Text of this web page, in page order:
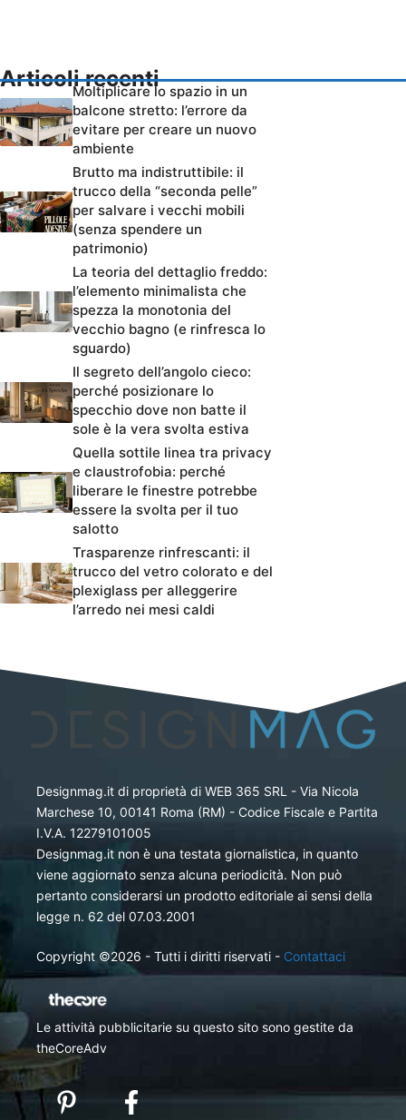
Articoli recenti
Moltiplicare lo spazio in un
balcone stretto: l’errore da
evitare per creare un nuovo
ambiente
Brutto ma indistruttibile: il
trucco della “seconda pelle”
per salvare i vecchi mobili
(senza spendere un
patrimonio)
La teoria del dettaglio freddo:
l’elemento minimalista che
spezza la monotonia del
vecchio bagno (e rinfresca lo
sguardo)
Il segreto dell’angolo cieco:
perché posizionare lo
specchio dove non batte il
sole è la vera svolta estiva
Quella sottile linea tra privacy
e claustrofobia: perché
liberare le finestre potrebbe
essere la svolta per il tuo
salotto
Trasparenze rinfrescanti: il
trucco del vetro colorato e del
plexiglass per alleggerire
l’arredo nei mesi caldi
Designmag.it di proprietà di WEB 365 SRL - Via Nicola
Marchese 10, 00141 Roma (RM) - Codice Fiscale e Partita
I.V.A. 12279101005
Designmag.it non è una testata giornalistica, in quanto
viene aggiornato senza alcuna periodicità. Non può
pertanto considerarsi un prodotto editoriale ai sensi della
legge n. 62 del 07.03.2001
Copyright ©2026 - Tutti i diritti riservati - Contattaci
Le attività pubblicitarie su questo sito sono gestite da
theCoreAdv